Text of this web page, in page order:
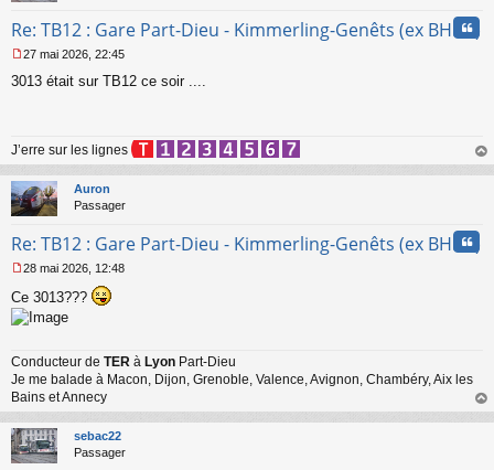
Re: TB12 : Gare Part-Dieu - Kimmerling-Genêts (ex BHNS)
e
g
e
n
o
n
u
27 mai 2026, 22:45
3013 était sur TB12 ce soir ....
J’erre sur les lignes
au
Auron
Passager
Re: TB12 : Gare Part-Dieu - Kimmerling-Genêts (ex BHNS)
e
s
s
g
e
n
o
n
l
u
28 mai 2026, 12:48
Ce 3013???
Conducteur de TER à Lyon Part-Dieu
Je me balade à Macon, Dijon, Grenoble, Valence, Avignon, Chambéry, Aix les
Bains et Annecy
au
sebac22
Passager